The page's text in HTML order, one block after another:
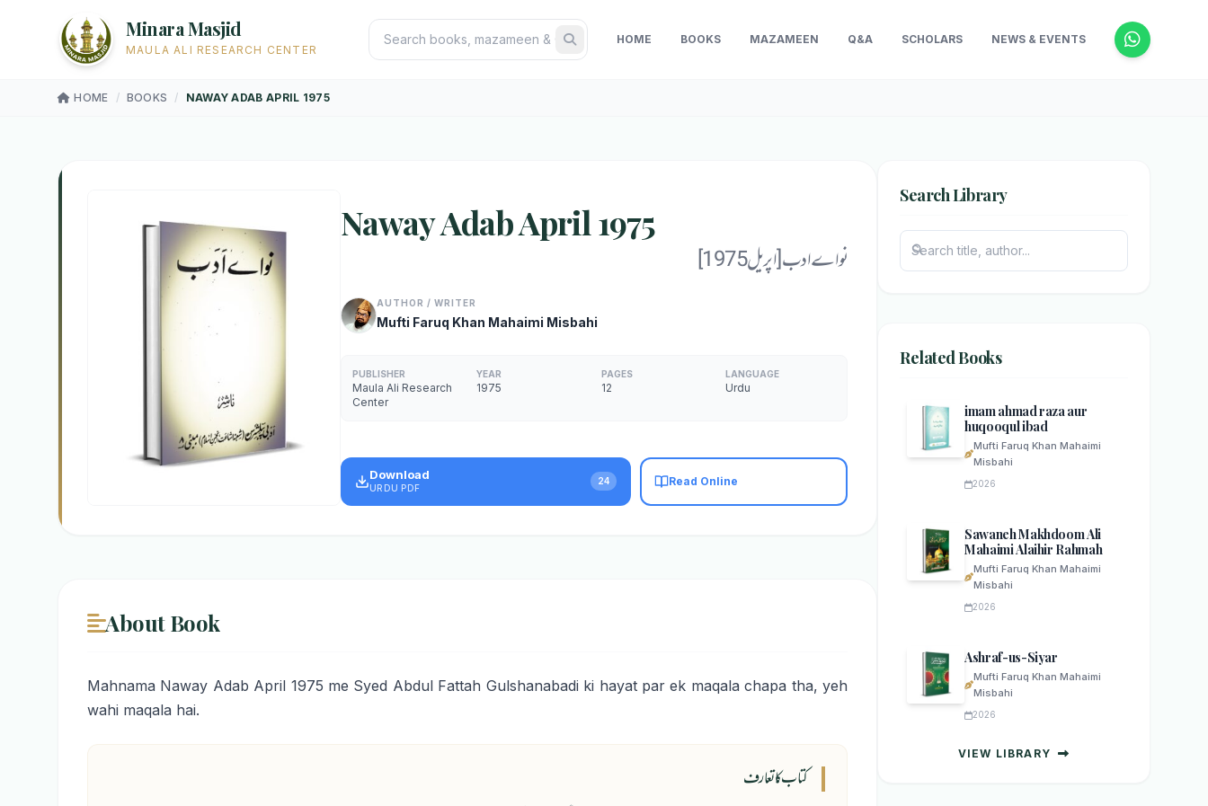
Minara Masjid
MAULA ALI RESEARCH CENTER
HOME BOOKS MAZAMEEN Q&A SCHOLARS NEWS & EVENTS
HOME / BOOKS / NAWAY ADAB APRIL 1975
Naway Adab April 1975
نواے ادب [اپریل 1975]
AUTHOR / WRITER
Mufti Faruq Khan Mahaimi Misbahi
PUBLISHER
Maula Ali Research
Center
YEAR
1975
PAGES
12
LANGUAGE
Urdu
Download
URDU PDF
24 Read Online
About Book
Mahnama Naway Adab April 1975 me Syed Abdul Fattah Gulshanabadi ki hayat par ek maqala chapa tha, yeh
wahi maqala hai.
کتاب کا تعارف
Search Library
Related Books
imam ahmad raza aur
huqooqul ibad
Mufti Faruq Khan Mahaimi
Misbahi
2026
Sawaneh Makhdoom Ali
Mahaimi Alaihir Rahmah
Mufti Faruq Khan Mahaimi
Misbahi
2026
Ashraf-us-Siyar
Mufti Faruq Khan Mahaimi
Misbahi
2026
VIEW LIBRARY